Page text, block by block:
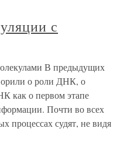
с
В предыдущих
о роли ДНК, о
как о первом этапе
Почти во всех
процессах судят, не видя